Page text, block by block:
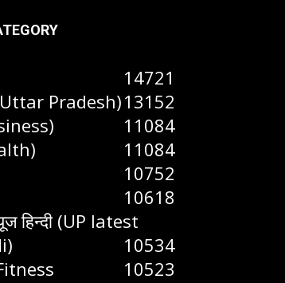
14721
Pradesh)13152
11084
11084
10752
10618
हिन्दी (UP latest
10534
10523